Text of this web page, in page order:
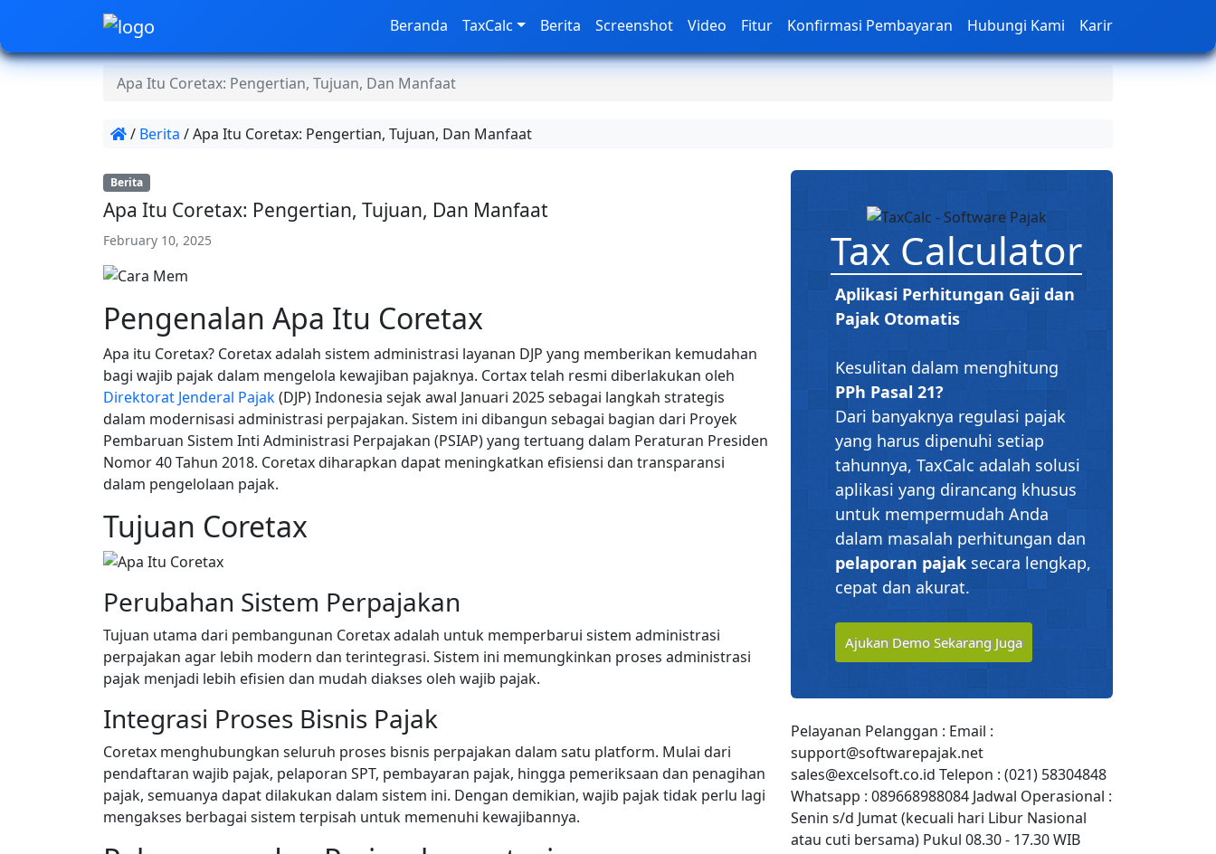
Beranda TaxCalc Berita Screenshot Video Fitur Konfirmasi Pembayaran Hubungi Kami Karir
Apa Itu Coretax: Pengertian, Tujuan, Dan Manfaat
/ Berita /Apa Itu Coretax: Pengertian, Tujuan, Dan Manfaat
Berita
Apa Itu Coretax: Pengertian, Tujuan, Dan Manfaat
February 10, 2025
Pengenalan Apa Itu Coretax
Apa itu Coretax? Coretax adalah sistem administrasi layanan DJP yang memberikan kemudahan
bagi wajib pajak dalam mengelola kewajiban pajaknya. Cortax telah resmi diberlakukan oleh
Direktorat Jenderal Pajak(DJP) Indonesia sejak awal Januari 2025 sebagai langkah strategis
dalam modernisasi administrasi perpajakan. Sistem ini dibangun sebagai bagian dari Proyek
Pembaruan Sistem Inti Administrasi Perpajakan (PSIAP) yang tertuang dalam Peraturan Presiden
Nomor 40 Tahun 2018. Coretax diharapkan dapat meningkatkan efisiensi dan transparansi
dalam pengelolaan pajak.
Tujuan Coretax
Perubahan Sistem Perpajakan
Tujuan utama dari pembangunan Coretax adalah untuk memperbarui sistem administrasi
perpajakan agar lebih modern dan terintegrasi. Sistem ini memungkinkan proses administrasi
pajak menjadi lebih efisien dan mudah diakses oleh wajib pajak.
Integrasi Proses Bisnis Pajak
Coretax menghubungkan seluruh proses bisnis perpajakan dalam satu platform. Mulai dari
pendaftaran wajib pajak, pelaporan SPT, pembayaran pajak, hingga pemeriksaan dan penagihan
pajak, semuanya dapat dilakukan dalam sistem ini. Dengan demikian, wajib pajak tidak perlu lagi
mengakses berbagai sistem terpisah untuk memenuhi kewajibannya.
Tax Calculator
Aplikasi Perhitungan Gaji dan
Pajak Otomatis
Kesulitan dalam menghitung
PPh Pasal 21?
Dari banyaknya regulasi pajak
yang harus dipenuhi setiap
tahunnya, TaxCalc adalah solusi
aplikasi yang dirancang khusus
untuk mempermudah Anda
dalam masalah perhitungan dan
pelaporan pajak secara lengkap,
cepat dan akurat.
Ajukan Demo Sekarang Juga
Pelayanan Pelanggan : Email :
support@softwarepajak.net
sales@excelsoft.co.id Telepon : (021) 58304848
Whatsapp : 089668988084 Jadwal Operasional :
Senin s/d Jumat (kecuali hari Libur Nasional
atau cuti bersama) Pukul 08.30 - 17.30 WIB